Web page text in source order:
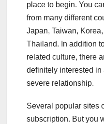
place to begin. You
from many different
Japan, Taiwan,
Thailand. In addition
related culture, there
definitely interested in
severe relationship.
Several popular sites
subscription. But you